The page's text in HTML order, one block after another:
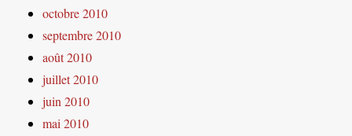
octobre 2010
septembre 2010
août 2010
juillet 2010
juin 2010
mai 2010